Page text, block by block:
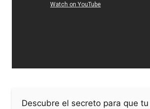
Descubre el secreto para que tu